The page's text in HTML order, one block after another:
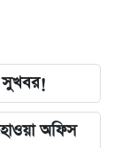
সুখবর!
অফিস